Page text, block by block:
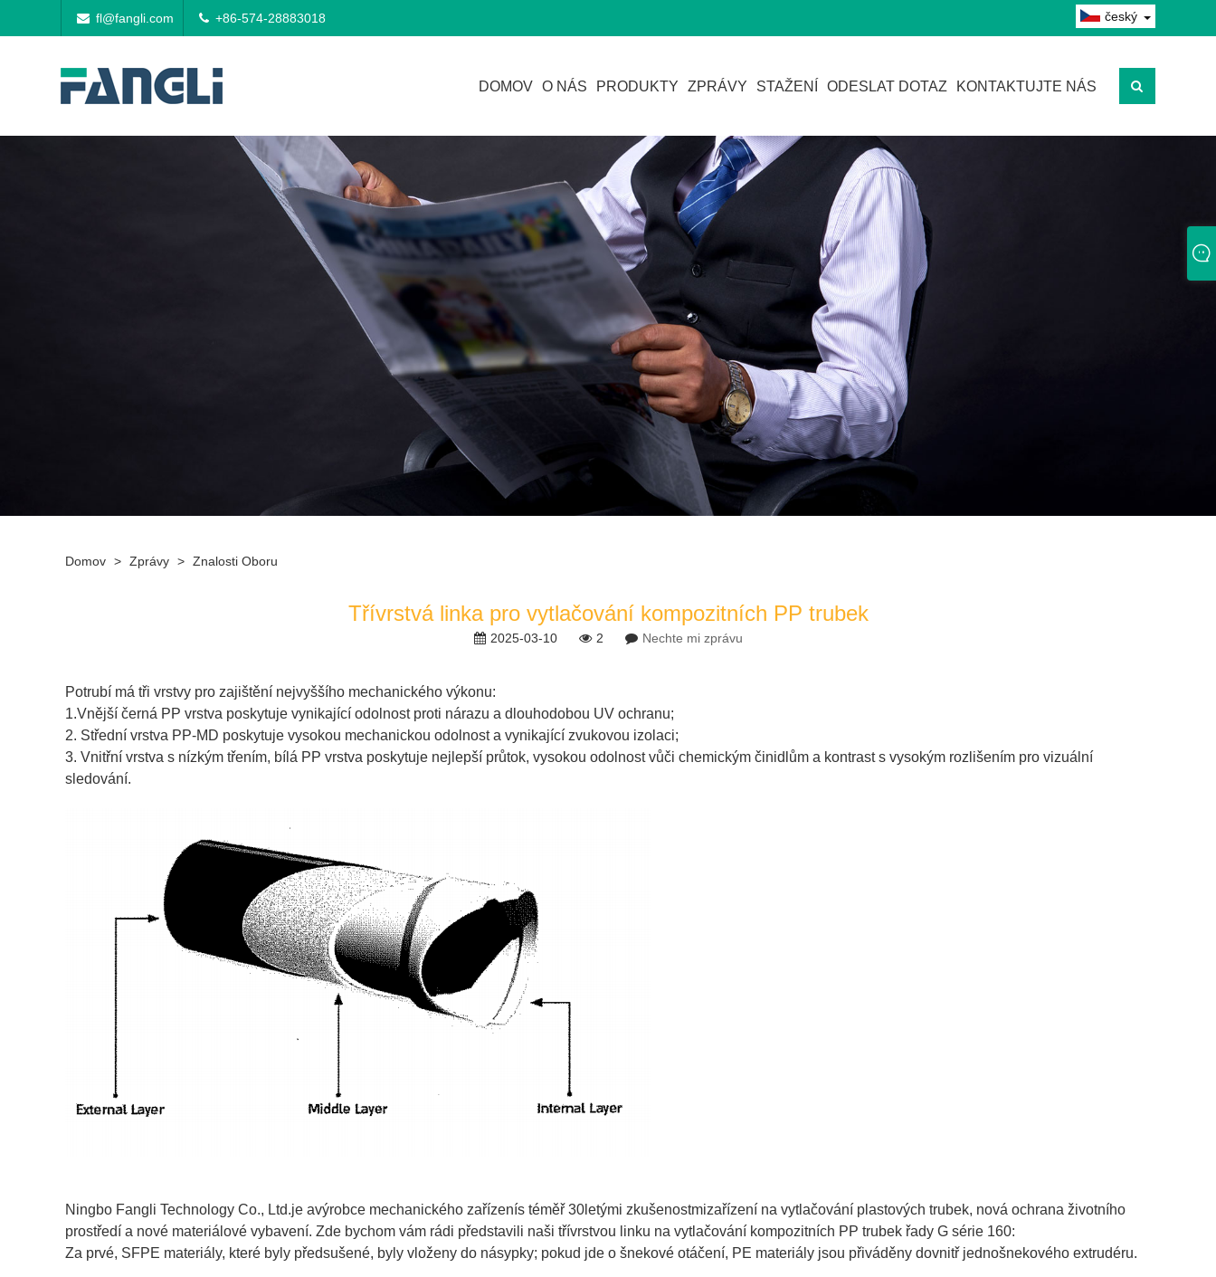
fl@fangli.com +86-574-28883018 český
DOMOV O NÁS PRODUKTY ZPRÁVY STAŽENÍ ODESLAT DOTAZ KONTAKTUJTE NÁS
Domov > Zprávy > Znalosti Oboru
Třívrstvá linka pro vytlačování kompozitních PP trubek
2025-03-10 2 Nechte mi zprávu
Potrubí má tři vrstvy pro zajištění nejvyššího mechanického výkonu:
1.Vnější černá PP vrstva poskytuje vynikající odolnost proti nárazu a dlouhodobou UV ochranu;
2. Střední vrstva PP-MD poskytuje vysokou mechanickou odolnost a vynikající zvukovou izolaci;
3. Vnitřní vrstva s nízkým třením, bílá PP vrstva poskytuje nejlepší průtok, vysokou odolnost vůči chemickým činidlům a kontrast s vysokým rozlišením pro vizuální
sledování.
Ningbo Fangli Technology Co., Ltd.je avýrobce mechanického zařízenís téměř 30letými zkušenostmizařízení na vytlačování plastových trubek, nová ochrana životního
prostředí a nové materiálové vybavení. Zde bychom vám rádi představili naši třívrstvou linku na vytlačování kompozitních PP trubek řady G série 160:
Za prvé, SFPE materiály, které byly předsušené, byly vloženy do násypky; pokud jde o šnekové otáčení, PE materiály jsou přiváděny dovnitř jednošnekového extrudéru.